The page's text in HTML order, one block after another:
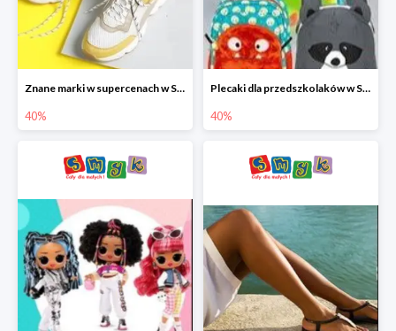
Znane marki w supercenach w Smyku - buty do -40%
40%
Plecaki dla przedszkolaków w Smyku do -40%
40%